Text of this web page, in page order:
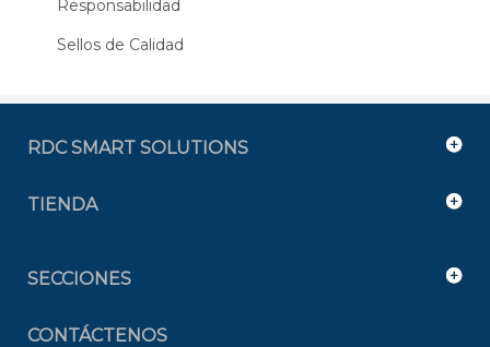
Responsabilidad
Sellos de Calidad
RDC SMART SOLUTIONS
TIENDA
SECCIONES
CONTÁCTENOS